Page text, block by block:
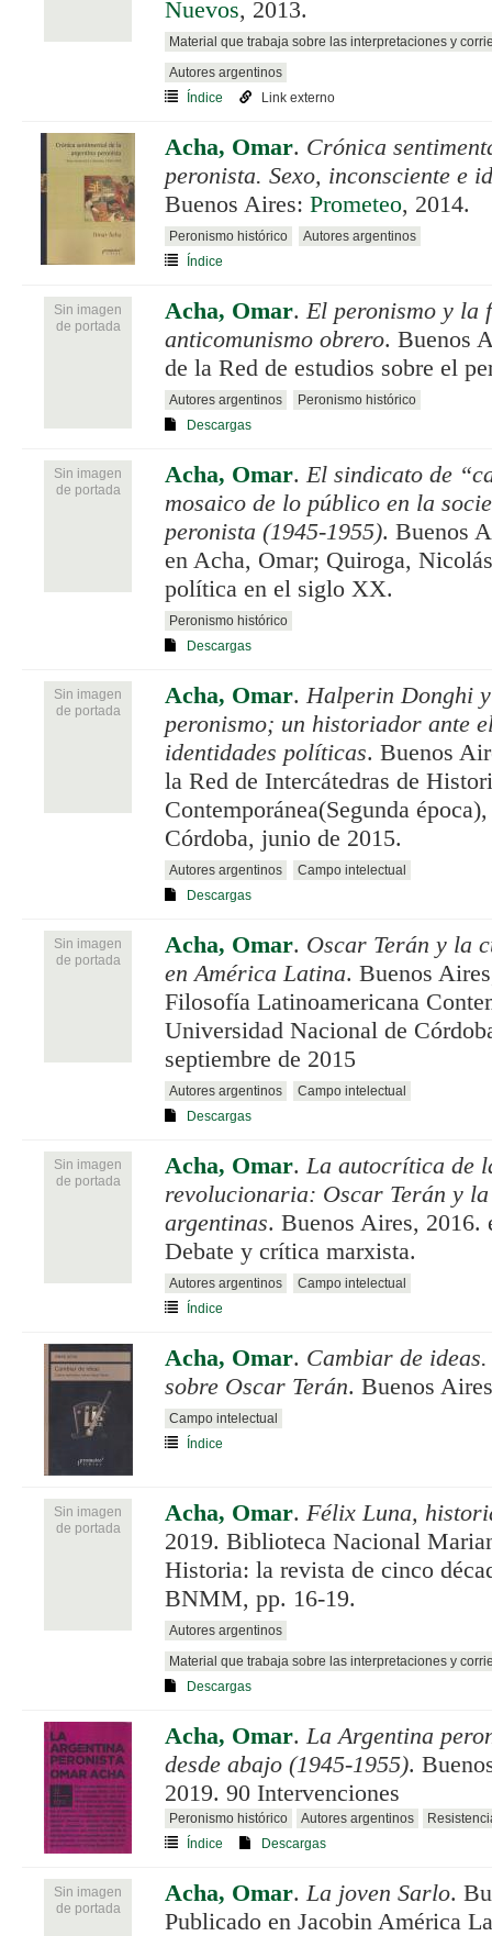
Nuevos, 2013.
Material que trabaja sobre las interpretaciones y
Autores argentinos
Índice
Link externo
Acha, Omar. Crónica
peronista. Sexo, inconsciente e
Buenos Aires: Prometeo, 2014.
Peronismo histórico
Autores argentinos
Índice
Sin imagen
de portada
Acha, Omar.El peronismo y la
anticomunismo obrero. Buenos
de la Red de estudios sobre el
Autores argentinos
Peronismo histórico
Descargas
Sin imagen
de portada
Acha, Omar.El sindicato de
mosaico de lo público en la
peronista (1945-1955). Buenos
en Acha, Omar; Quiroga,
política en el siglo XX.
Peronismo histórico
Descargas
Sin imagen
de portada
Acha, Omar. Halperin Donghi
peronismo; un historiador ante
identidades políticas. Buenos
la Red de Intercátedras de
Contemporánea(Segunda
Córdoba, junio de 2015.
Autores argentinos
Campo intelectual
Descargas
Sin imagen
de portada
Acha, Omar. Oscar Terán y la
en América Latina. Buenos
Filosofía Latinoamericana
Universidad Nacional de
septiembre de 2015
Autores argentinos
Campo intelectual
Descargas
Sin imagen
de portada
Acha, Omar.La autocrítica de
revolucionaria: Oscar Terán y
argentinas. Buenos Aires, 2016.
Debate y crítica marxista.
Autores argentinos
Campo intelectual
Índice
Acha, Omar. Cambiar de
sobre Oscar Terán. Buenos
Campo intelectual
Índice
Sin imagen
de portada
Acha, Omar. Félix Luna,
2019. Biblioteca Nacional
Historia: la revista de cinco
BNMM, pp. 16-19.
Autores argentinos
Material que trabaja sobre las interpretaciones y
Descargas
Acha, Omar.La Argentina
desde abajo (1945-1955).
2019. 90 Intervenciones
Peronismo histórico Autores argentinos
Índice
Descargas
Sin imagen
de portada
Acha, Omar.La joven Sarlo.
Publicado en Jacobin América